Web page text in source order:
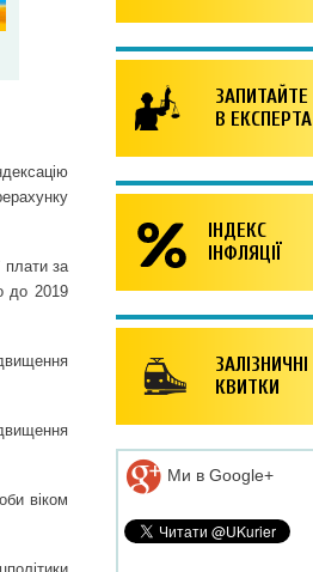
плати за
до 2019
віком
ЗАПИТАЙТЕ
В ЕКСПЕРТА
ІНДЕКС
ІНФЛЯЦІЇ
ЗАЛІЗНИЧНІ
КВИТКИ
Ми в Google+